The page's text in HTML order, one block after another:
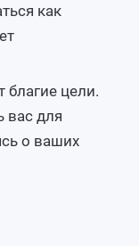
как
цели.
вас для
о ваших